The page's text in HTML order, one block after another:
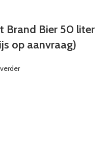
Brand Bier 50 liter
op aanvraag)